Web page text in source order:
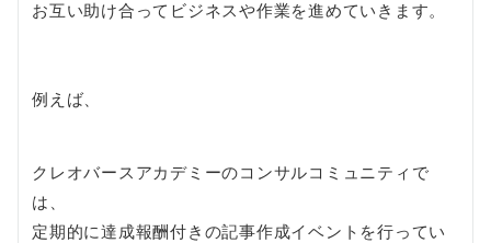
お互い助け合ってビジネスや作業を進めていきます。
例えば、
クレオバースアカデミーのコンサルコミュニティで
は、
定期的に達成報酬付きの記事作成イベントを行ってい